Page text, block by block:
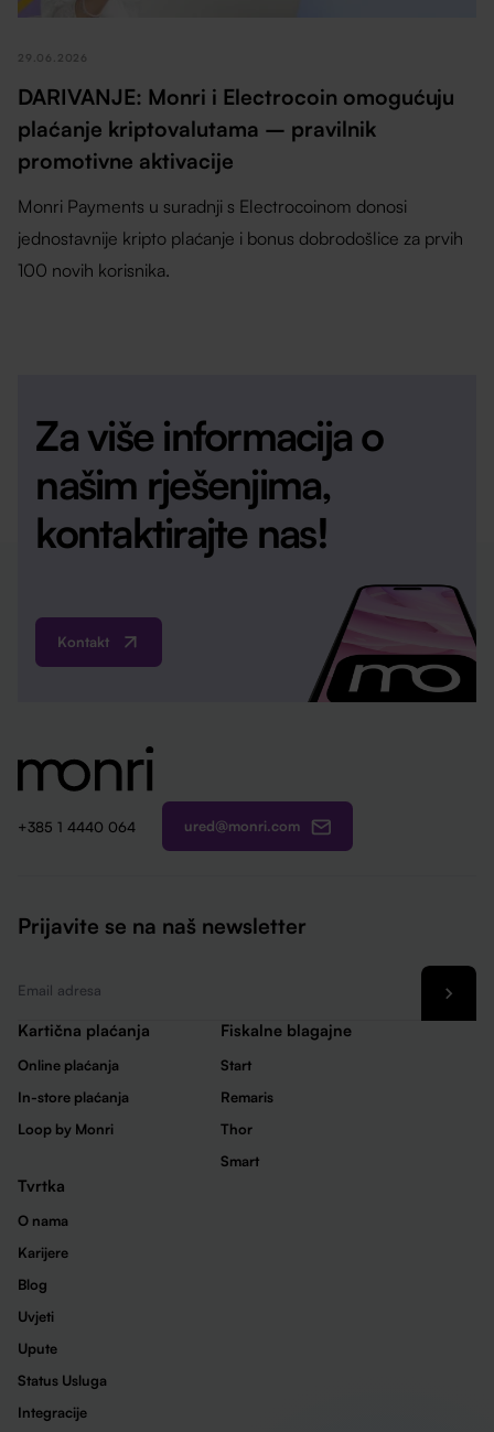
29.06.2026
DARIVANJE: Monri i Electrocoin omogućuju
plaćanje kriptovalutama – pravilnik
promotivne aktivacije
Monri Payments u suradnji s Electrocoinom donosi
jednostavnije kripto plaćanje i bonus dobrodošlice za prvih
100 novih korisnika.
Za više informacija o
našim rješenjima,
kontaktirajte nas!
Kontakt
+385 1 4440 064 ured@monri.com
Prijavite se na naš newsletter
Kartična plaćanja
Online plaćanja
In-store plaćanja
Loop by Monri
Fiskalne blagajne
Start
Remaris
Thor
Smart
Tvrtka
O nama
Karijere
Blog
Uvjeti
Upute
Status Usluga
Integracije